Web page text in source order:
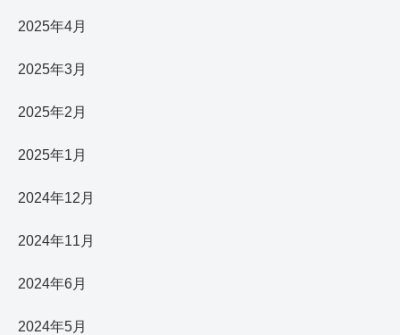
2025年4月
2025年3月
2025年2月
2025年1月
2024年12月
2024年11月
2024年6月
2024年5月